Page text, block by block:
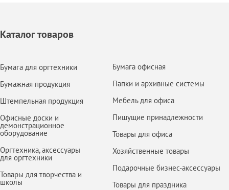
Каталог товаров
Бумага для оргтехники
Бумажная продукция
Штемпельная продукция
Офисные доски и
демонстрационное
оборудование
Оргтехника, аксессуары
для оргтехники
Товары для творчества и
школы
Бумага офисная
Папки и архивные системы
Мебель для офиса
Пишущие принадлежности
Товары для офиса
Хозяйственные товары
Подарочные бизнес-аксессуары
Товары для праздника